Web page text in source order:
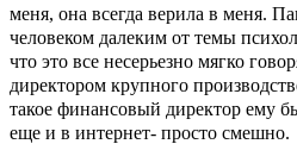
меня, она всегда верила в меня.
человеком далеким от темы
что это все несерьезно мягко
директором крупного
такое финансовый директор ему
еще и в интернет- просто смешно.